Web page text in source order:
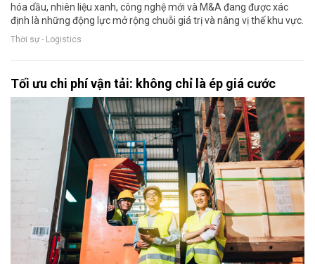
hóa dầu, nhiên liệu xanh, công nghệ mới và M&A đang được xác
định là những động lực mở rộng chuỗi giá trị và nâng vị thế khu vực.
Thời sự - Logistics
Tối ưu chi phí vận tải: không chỉ là ép giá cước